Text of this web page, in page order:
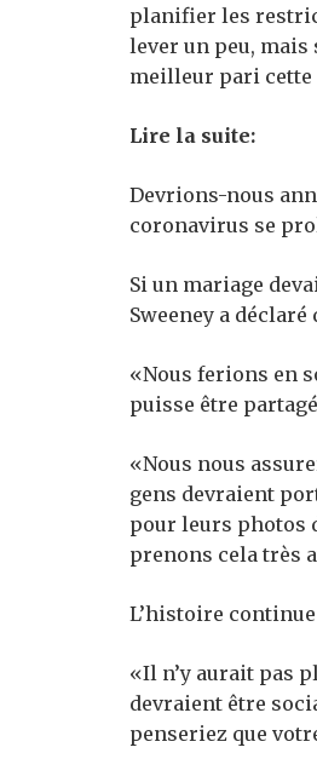
planifier les
lever un peu, mais
meilleur pari cette
Lire la suite:
Devrions-nous
coronavirus se
Si un mariage
Sweeney a
«Nous ferions en
puisse être
«Nous nous
gens devraient
pour leurs photos
prenons cela très
L’histoire
«Il n’y aurait pas
devraient être
penseriez que